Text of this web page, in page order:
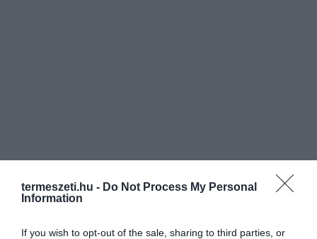
termeszeti.hu - Do Not Process My Personal
Information
If you wish to opt-out of the sale, sharing to third parties, or